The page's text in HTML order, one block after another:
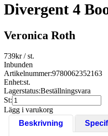
Divergent 4
Veronica Roth
739kr/ st.
Inbunden
Artikelnummer:9780062352163
Enhet:st.
Lagerstatus:Beställningsvara
St:
Lägg i varukorg
Beskrivning